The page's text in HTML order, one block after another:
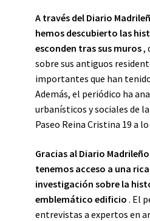
A través del Diario
hemos descubierto las
esconden tras sus muros,
sobre sus antiguos
importantes que han
Además, el periódico ha
urbanísticos y sociales de
Paseo Reina Cristina 19 a
Gracias al Diario Madrileño
tenemos acceso a una
investigación sobre la
emblemático edificio . El
entrevistas a expertos en